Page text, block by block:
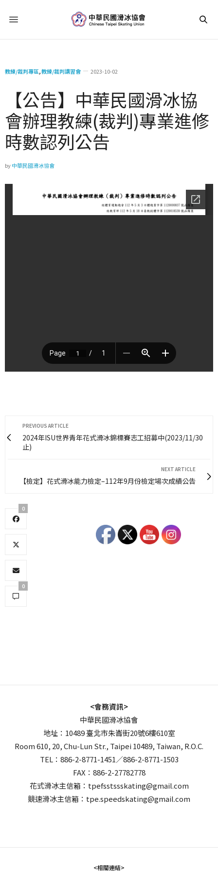
教練/裁判專區,教練/裁判講習會 2023-10-02
【公告】中華民國滑冰協
會辦理教練(裁判)專業進修
時數認列公告
by中華民國滑冰協會
PREVIOUS ARTICLE
2024年ISU世界青年花式滑冰錦標賽志工招募中(2023/11/30
止)
NEXT ARTICLE
【檢定】花式滑冰能力檢定–112年9月份檢定場次成績公告
0
0
<會務資訊>
中華民國滑冰協會
地址：10489 臺北市朱崙街20號6樓610室
Room 610, 20, Chu-Lun Str., Taipei 10489, Taiwan, R.O.C.
TEL：886-2-8771-1451／886-2-8771-1503
FAX：886-2-27782778
花式滑冰主信箱：tpefsstssskating@gmail.com
競速滑冰主信箱：tpe.speedskating@gmail.com
<相關連結>